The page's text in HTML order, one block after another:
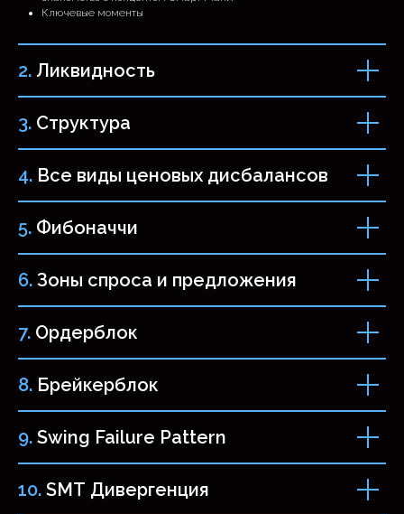
Ключевые моменты
2. Ликвидность
3. Структура
4. Все виды ценовых дисбалансов
5. Фибоначчи
6. Зоны спроса и предложения
7. Ордерблок
8. Брейкерблок
9. Swing Failure Pattern
10. SMT Дивергенция
Комуподойдёт
стратегия